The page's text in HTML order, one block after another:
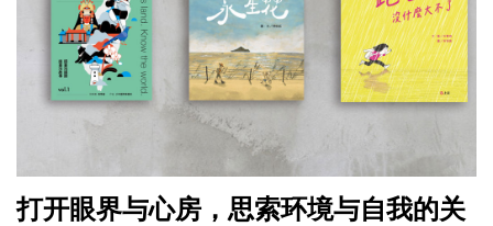
打开眼界与心房，思索环境与自我的关